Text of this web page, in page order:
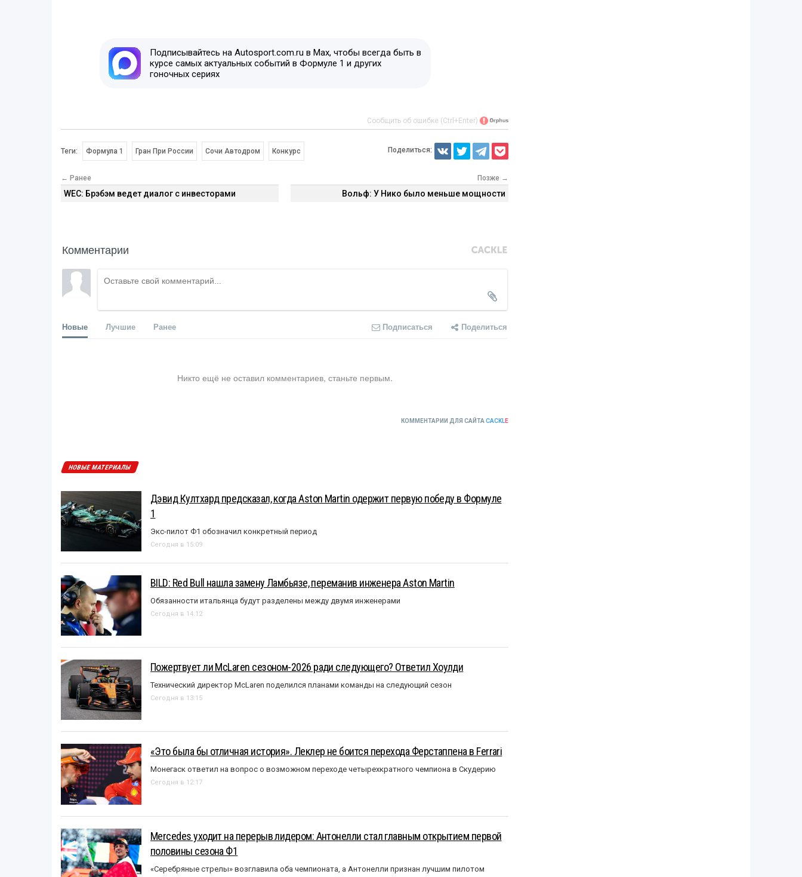
Подписывайтесь на Autosport.com.ru в Max, чтобы всегда быть в
курсе самых актуальных событий в Формуле 1 и других
гоночных сериях
Сообщить об ошибке (Ctrl+Enter)
Теги: Формула 1 Гран При России Сочи Автодром Конкурс Поделиться:
← Ранее
WEC: Брэбэм ведет диалог с инвесторами
Позже →
Вольф: У Нико было меньше мощности
Комментарии
Новые Лучшие Ранее Подписаться Поделиться
Никто ещё не оставил комментариев, станьте первым.
КОММЕНТАРИИ ДЛЯ САЙТА CACKLE
НОВЫЕ МАТЕРИАЛЫ
Дэвид Култхард предсказал, когда Aston Martin одержит первую победу в Формуле
1
Экс-пилот Ф1 обозначил конкретный период
Сегодня в 15:09
BILD: Red Bull нашла замену Ламбьязе, переманив инженера Aston Martin
Обязанности итальянца будут разделены между двумя инженерами
Сегодня в 14:12
Пожертвует ли McLaren сезоном-2026 ради следующего? Ответил Хоулди
Технический директор McLaren поделился планами команды на следующий сезон
Сегодня в 13:15
«Это была бы отличная история». Леклер не боится перехода Ферстаппена в Ferrari
Монегаск ответил на вопрос о возможном переходе четырехкратного чемпиона в Скудерию
Сегодня в 12:17
Mercedes уходит на перерыв лидером: Антонелли стал главным открытием первой
половины сезона Ф1
«Серебряные стрелы» возглавила оба чемпионата, а Антонелли признан лучшим пилотом